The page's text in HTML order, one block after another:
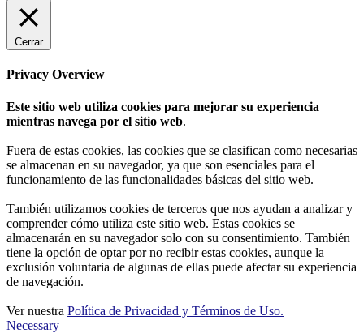
Cerrar
Privacy Overview
Este sitio web utiliza cookies para mejorar su experiencia
mientras navega por el sitio web.
Fuera de estas cookies, las cookies que se clasifican como necesarias
se almacenan en su navegador, ya que son esenciales para el
funcionamiento de las funcionalidades básicas del sitio web.
También utilizamos cookies de terceros que nos ayudan a analizar y
comprender cómo utiliza este sitio web. Estas cookies se
almacenarán en su navegador solo con su consentimiento. También
tiene la opción de optar por no recibir estas cookies, aunque la
exclusión voluntaria de algunas de ellas puede afectar su experiencia
de navegación.
Ver nuestra Política de Privacidad y Términos de Uso.
Necessary